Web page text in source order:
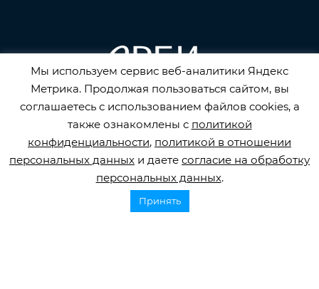
Горячая линия по инсульту
8 800 707 52 29
info@orbifond.ru
Мы используем сервис веб-аналитики Яндекс
Метрика. Продолжая пользоваться сайтом, вы
соглашаетесь с использованием файлов cookies, а
также ознакомлены с политикой
конфиденциальности, политикой в отношении
персональных данных и даете согласие на обработку
персональных данных.
Принять